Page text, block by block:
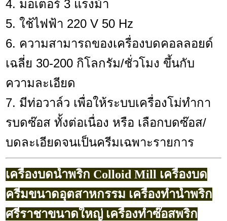
4. มอเตอร์ 3 แรงม้า
5. ใช้ไฟฟ้า 220 V 50 Hz
6. ความสามารถของเครื่องบดคอลลอยด์
เฉลี่ย 30-200 กิโลกรัม/ชั่วโมง ขึ้นกับ
ความละเอียด
7. มีท่อวาล์ว เพื่อให้ระบบเครื่องโม่ทำกา
รบดซ๊อส ทั้งต่อเนื่อง หรือ เลือกบดซ๊อส/
บดละเอียดจนเป็นครีมเฉพาะรายการ
เครื่องบดน้ำพริก Colloid Mill เครื่องบด
ครีมขนาดอุตสาหกรรม เครื่องทำน้ำพริก
ศรีราชาขนาดใหญ่ เครื่องทำซ๊อสพริก